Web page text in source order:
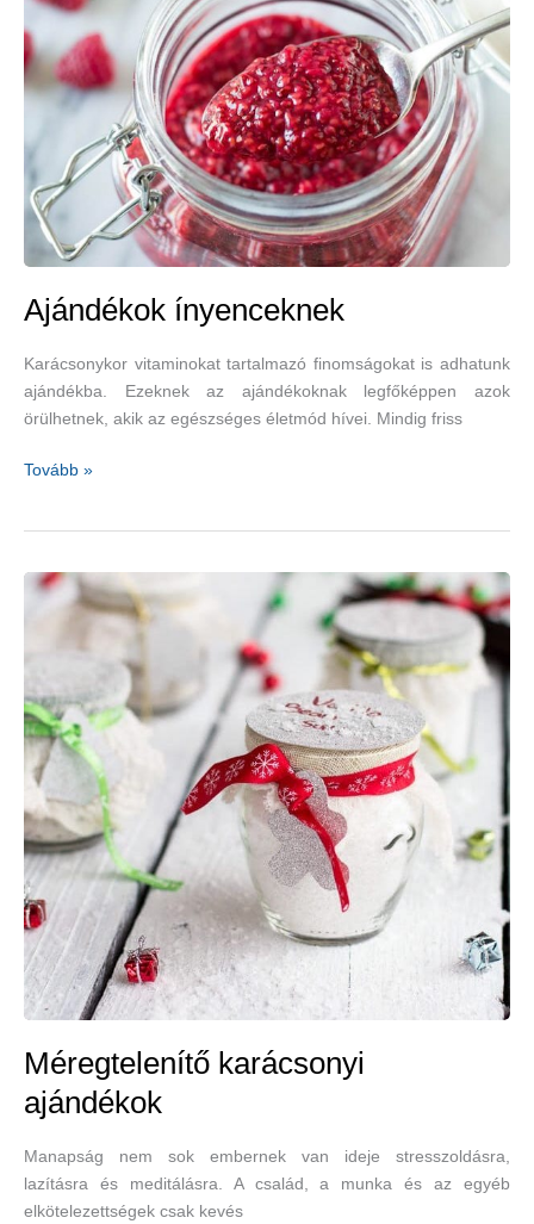
Ajándékok ínyenceknek
Karácsonykor vitaminokat tartalmazó finomságokat is adhatunk
ajándékba. Ezeknek az ajándékoknak legfőképpen azok
örülhetnek, akik az egészséges életmód hívei. Mindig friss
Ajándékok
Tovább »
Méregtelenítő karácsonyi
ajándékok
Manapság nem sok embernek van ideje stresszoldásra,
lazításra és meditálásra. A család, a munka és az egyéb
elkötelezettségek csak kevés